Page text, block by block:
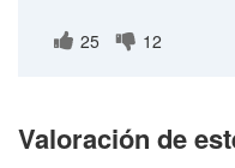
25 12
Valoración de